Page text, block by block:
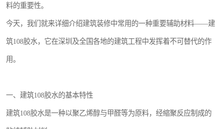
料的重要性。
今天，我们就来详细介绍建筑装修中常用的一种重要辅助材料——建
筑108胶水，它在深圳及全国各地的建筑工程中发挥着不可替代的作
用。
一、建筑108胶水的基本特性
建筑108胶水是一种以聚乙烯醇与甲醛等为原料，经缩聚反应制成的